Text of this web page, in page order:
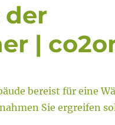
der
|
bereist für eine
Sie ergreifen